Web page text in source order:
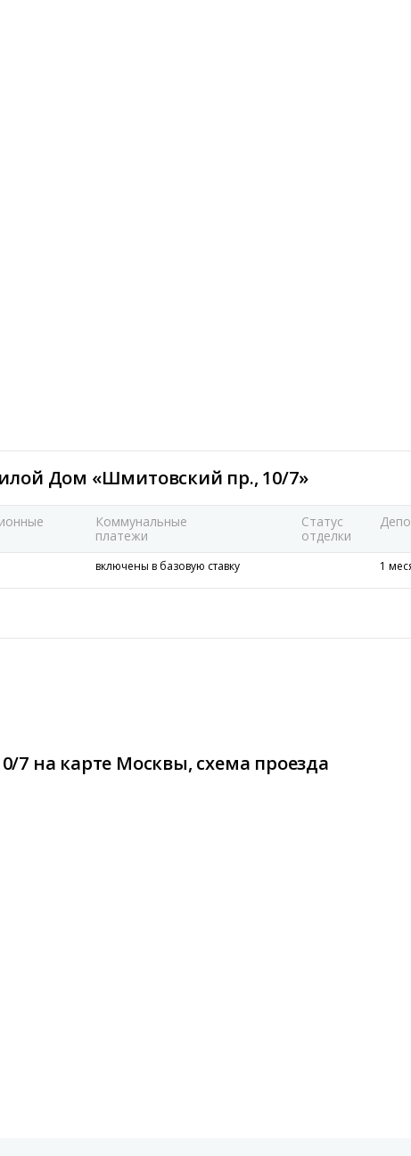
Дом «Шмитовский пр., 10/7»
Коммунальные
платежи
Статус
отделки
включены в базовую ставку 1
на карте Москвы, схема проезда